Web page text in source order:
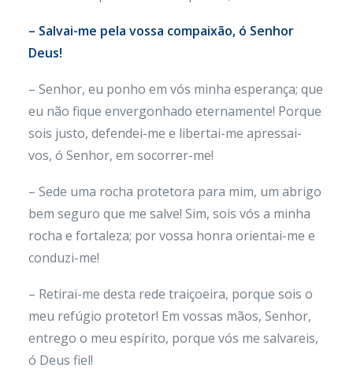
– Salvai-me pela vossa compaixão, ó Senhor
Deus!
– Senhor, eu ponho em vós minha esperança; que
eu não fique envergonhado eternamente! Porque
sois justo, defendei-me e libertai-me apressai-
vos, ó Senhor, em socorrer-me!
– Sede uma rocha protetora para mim, um abrigo
bem seguro que me salve! Sim, sois vós a minha
rocha e fortaleza; por vossa honra orientai-me e
conduzi-me!
– Retirai-me desta rede traiçoeira, porque sois o
meu refúgio protetor! Em vossas mãos, Senhor,
entrego o meu espírito, porque vós me salvareis,
ó Deus fiel!